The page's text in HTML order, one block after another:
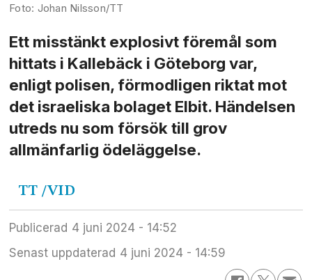
Johan Nilsson/TT
Ett misstänkt explosivt föremål som
hittats i Kallebäck i Göteborg var,
enligt polisen, förmodligen riktat mot
det israeliska bolaget Elbit. Händelsen
utreds nu som försök till grov
allmänfarlig ödeläggelse.
TT /VID
Publicerad
4 juni 2024 - 14:52
Senast uppdaterad
4 juni 2024 - 14:59